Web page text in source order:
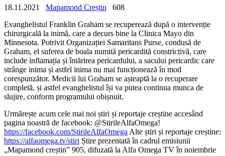
18.11.2021 Mapamond Creștin
608
Evanghelistul Franklin Graham se recuperează după o intervenție
chirurgicală la inimă, care a decurs bine la Clinica Mayo din
Minnesota. Potrivit Organizației Samaritans Purse, condusă de
Graham, el suferea de boala numită pericardită constrictivă, care
include inflamația și întărirea pericardului, a sacului pericardic care
strânge inima și astfel inima nu mai funcționează în mod
corespunzător. Medicii lui Graham se așteaptă la o recuperare
completă, și astfel evanghelistul își va putea continua munca de
slujire, conform programului obișnuit.
Urmărește acum cele mai noi știri și reportaje creștine accesând
pagina noastră de facebook: @StirileAlfaOmega!
https://facebook.com/StirileAlfaOmega Alte știri și reportaje creștine:
https://alfaomega.tv/stiri Știre prezentată în cadrul emisiunii
„Mapamond creștin” 905, difuzată la Alfa Omega TV în noiembrie